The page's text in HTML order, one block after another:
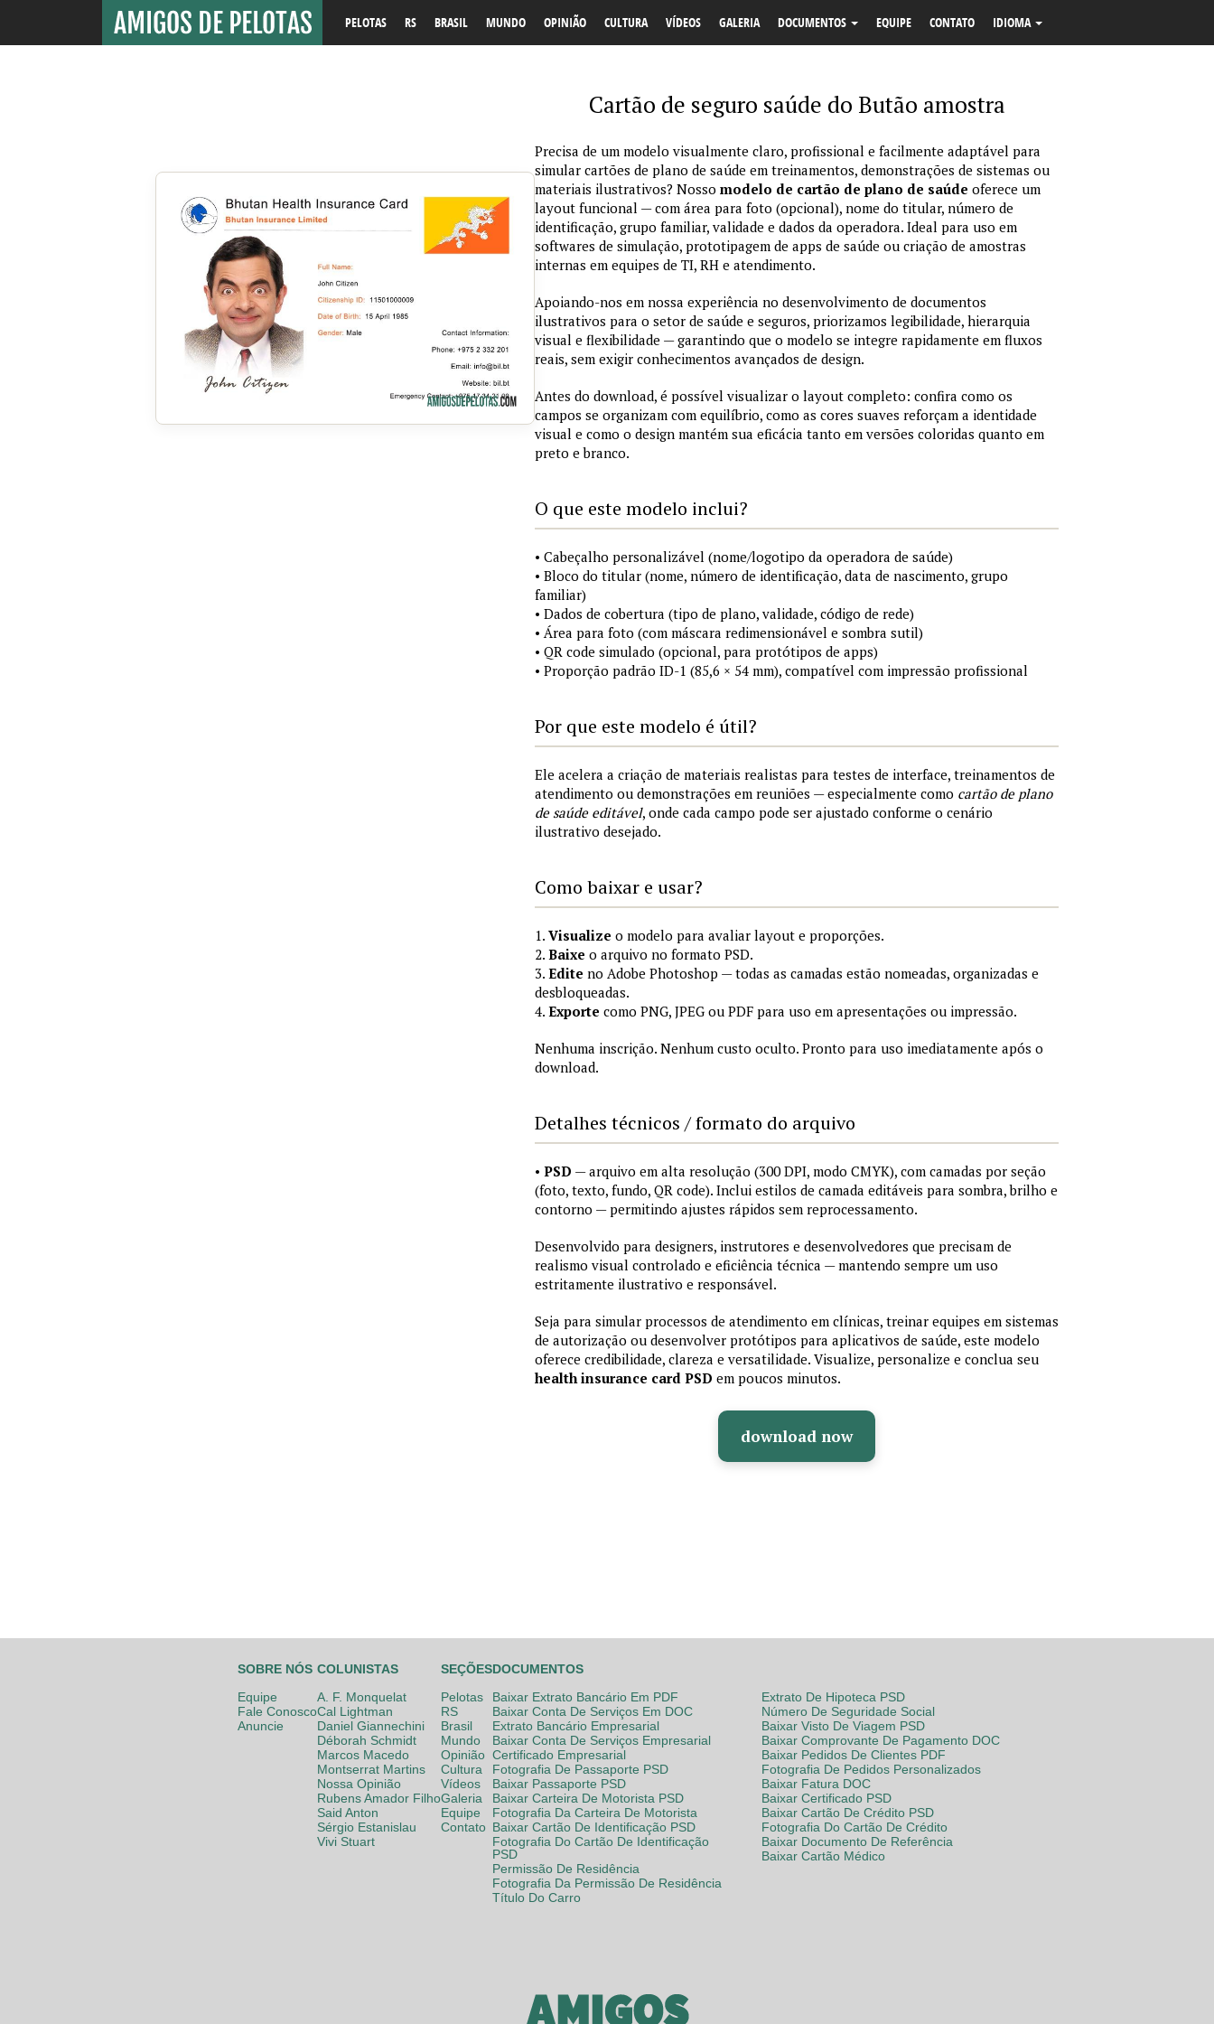
PELOTAS RS BRASIL MUNDO OPINIÃO CULTURA VÍDEOS GALERIA DOCUMENTOS EQUIPE CONTATO IDIOMA
Cartão de seguro saúde do Butão amostra
Precisa de um modelo visualmente claro, profissional e facilmente adaptável para
simular cartões de plano de saúde em treinamentos, demonstrações de sistemas ou
materiais ilustrativos? Nosso modelo de cartão de plano de saúde oferece um
layout funcional — com área para foto (opcional), nome do titular, número de
identificação, grupo familiar, validade e dados da operadora. Ideal para uso em
softwares de simulação, prototipagem de apps de saúde ou criação de amostras
internas em equipes de TI, RH e atendimento.
Apoiando-nos em nossa experiência no desenvolvimento de documentos
ilustrativos para o setor de saúde e seguros, priorizamos legibilidade, hierarquia
visual e flexibilidade — garantindo que o modelo se integre rapidamente em fluxos
reais, sem exigir conhecimentos avançados de design.
Antes do download, é possível visualizar o layout completo: confira como os
campos se organizam com equilíbrio, como as cores suaves reforçam a identidade
visual e como o design mantém sua eficácia tanto em versões coloridas quanto em
preto e branco.
O que este modelo inclui?
• Cabeçalho personalizável (nome/logotipo da operadora de saúde)
• Bloco do titular (nome, número de identificação, data de nascimento, grupo
familiar)
• Dados de cobertura (tipo de plano, validade, código de rede)
• Área para foto (com máscara redimensionável e sombra sutil)
• QR code simulado (opcional, para protótipos de apps)
• Proporção padrão ID-1 (85,6 × 54 mm), compatível com impressão profissional
Por que este modelo é útil?
Ele acelera a criação de materiais realistas para testes de interface, treinamentos de
atendimento ou demonstrações em reuniões — especialmente como cartão de plano
de saúde editável, onde cada campo pode ser ajustado conforme o cenário
ilustrativo desejado.
Como baixar e usar?
1. Visualize o modelo para avaliar layout e proporções.
2. Baixe o arquivo no formato PSD.
3. Edite no Adobe Photoshop — todas as camadas estão nomeadas, organizadas e
desbloqueadas.
4. Exporte como PNG, JPEG ou PDF para uso em apresentações ou impressão.
Nenhuma inscrição. Nenhum custo oculto. Pronto para uso imediatamente após o
download.
Detalhes técnicos / formato do arquivo
• PSD — arquivo em alta resolução (300 DPI, modo CMYK), com camadas por seção
(foto, texto, fundo, QR code). Inclui estilos de camada editáveis para sombra, brilho e
contorno — permitindo ajustes rápidos sem reprocessamento.
Desenvolvido para designers, instrutores e desenvolvedores que precisam de
realismo visual controlado e eficiência técnica — mantendo sempre um uso
estritamente ilustrativo e responsável.
Seja para simular processos de atendimento em clínicas, treinar equipes em sistemas
de autorização ou desenvolver protótipos para aplicativos de saúde, este modelo
oferece credibilidade, clareza e versatilidade. Visualize, personalize e conclua seu
health insurance card PSD em poucos minutos.
download now
SOBRE NÓS
Equipe
Fale Conosco
Anuncie
COLUNISTAS
A. F. Monquelat
Cal Lightman
Daniel Giannechini
Déborah Schmidt
Marcos Macedo
Montserrat Martins
Nossa Opinião
Rubens Amador Filho
Said Anton
Sérgio Estanislau
Vivi Stuart
SEÇÕES
Pelotas
RS
Brasil
Mundo
Opinião
Cultura
Vídeos
Galeria
Equipe
Contato
DOCUMENTOS
Baixar Extrato Bancário Em PDF
Baixar Conta De Serviços Em DOC
Extrato Bancário Empresarial
Baixar Conta De Serviços Empresarial
Certificado Empresarial
Fotografia De Passaporte PSD
Baixar Passaporte PSD
Baixar Carteira De Motorista PSD
Fotografia Da Carteira De Motorista
Baixar Cartão De Identificação PSD
Fotografia Do Cartão De Identificação
PSD
Permissão De Residência
Fotografia Da Permissão De Residência
Título Do Carro
Extrato De Hipoteca PSD
Número De Seguridade Social
Baixar Visto De Viagem PSD
Baixar Comprovante De Pagamento DOC
Baixar Pedidos De Clientes PDF
Fotografia De Pedidos Personalizados
Baixar Fatura DOC
Baixar Certificado PSD
Baixar Cartão De Crédito PSD
Fotografia Do Cartão De Crédito
Baixar Documento De Referência
Baixar Cartão Médico